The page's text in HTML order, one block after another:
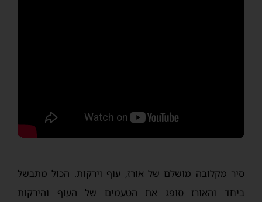
סיר מקלובה מושלם של אורז, עוף וירקות. הכול מתבשל
ביחד והאורז סופג את הטעמים של העוף והירקות